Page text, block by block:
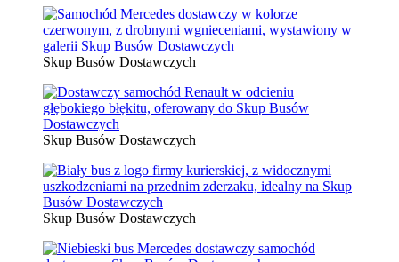
Skup Busów Dostawczych
Skup Busów Dostawczych
Skup Busów Dostawczych